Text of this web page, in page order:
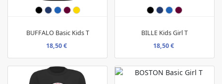
BUFFALO Basic Kids T
18,50 €
BILLE Kids Girl T
18,50 €